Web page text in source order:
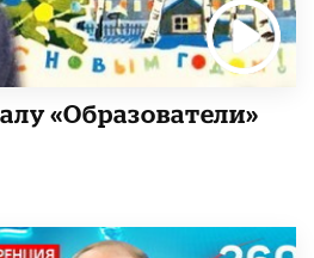
«Образователи»